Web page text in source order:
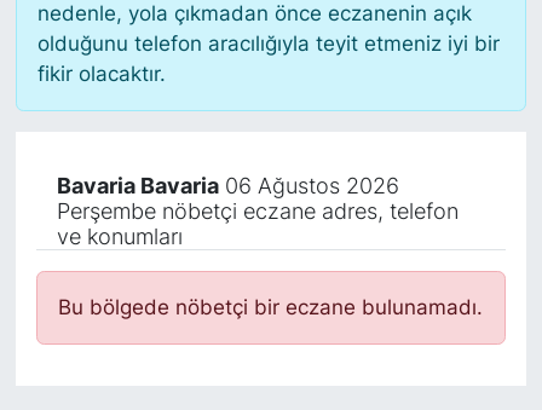
nedenle, yola çıkmadan önce eczanenin açık
olduğunu telefon aracılığıyla teyit etmeniz iyi bir
fikir olacaktır.
Bavaria Bavaria06 Ağustos 2026
Perşembe nöbetçi eczane adres, telefon
ve konumları
Bu bölgede nöbetçi bir eczane bulunamadı.